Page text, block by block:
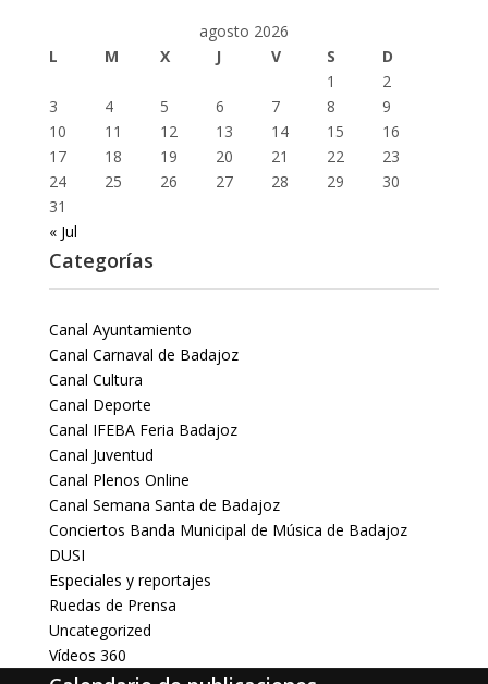
agosto 2026
L
M X J V S
D
1
2
3
4 5 6 7 8
9
10
11 12 13 14 15
16
17
18 19 20 21 22
23
24
25 26 27 28 29
30
31
« Jul
Categorías
Canal Ayuntamiento
Canal Carnaval de Badajoz
Canal Cultura
Canal Deporte
Canal IFEBA Feria Badajoz
Canal Juventud
Canal Plenos Online
Canal Semana Santa de Badajoz
Conciertos Banda Municipal de Música de Badajoz
DUSI
Especiales y reportajes
Ruedas de Prensa
Uncategorized
Vídeos 360